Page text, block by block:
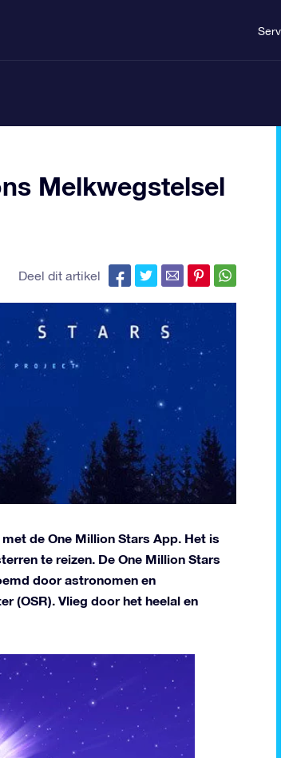
Melkwegstelsel
Deel dit artikel
de One Million Stars App. Het is
te reizen. De One Million Stars
door astronomen en
(OSR). Vlieg door het heelal en